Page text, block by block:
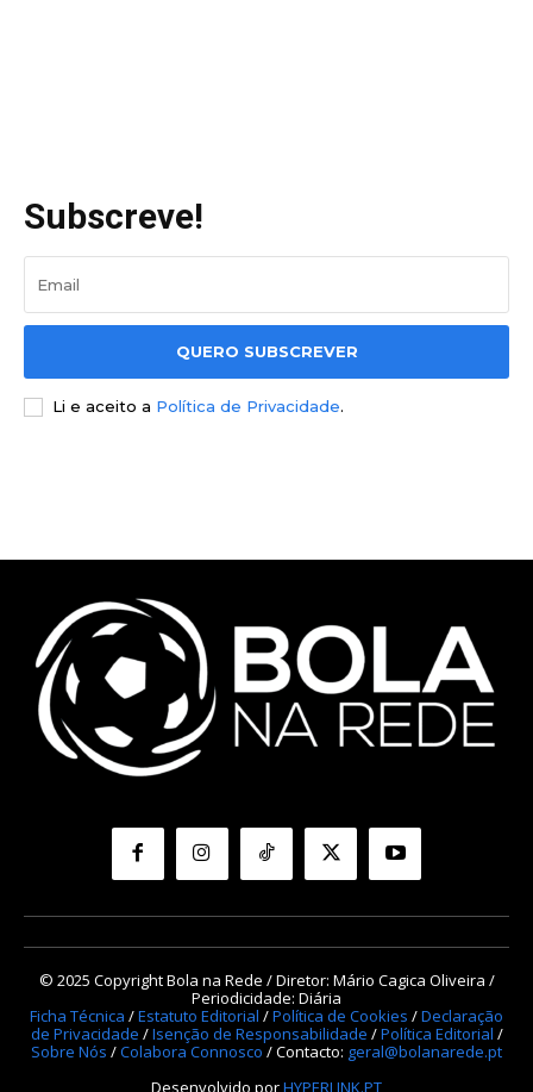
Subscreve!
QUERO SUBSCREVER
Li e aceito a Política de Privacidade.
© 2025 Copyright Bola na Rede / Diretor: Mário Cagica Oliveira /
Periodicidade: Diária
Ficha Técnica /Estatuto Editorial /Política de Cookies /Declaração
de Privacidade /Isenção de Responsabilidade /Política Editorial /
Sobre Nós /Colabora Connosco / Contacto: geral@bolanarede.pt
Desenvolvido porHYPERLINK.PT